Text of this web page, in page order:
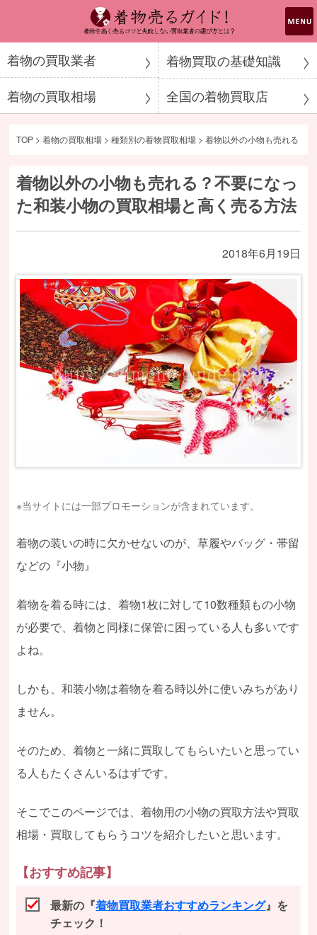
着物売るガイ
着物の買取業者
着物買取の基礎知識
着物の買取相場
全国の着物買取店
TOP >着物の買取相場 >種類別の着物買取相場 >着物以外の小物も売れる？
着物以外の小物も売れる？不要になっ
た和装小物の買取相場と高く売る方法
2018年6月19日
※当サイトには一部プロモーションが含まれています。
着物の装いの時に欠かせないのが、草履やバッグ・帯留
などの『小物』
着物を着る時には、着物1枚に対して10数種類もの小物
が必要で、着物と同様に保管に困っている人も多いです
よね。
しかも、和装小物は着物を着る時以外に使いみちがあり
ません。
そのため、着物と一緒に買取してもらいたいと思ってい
る人もたくさんいるはずです。
そこでこのページでは、着物用の小物の買取方法や買取
相場・買取してもらうコツを紹介したいと思います。
【おすすめ記事】
最新の『着物買取業者おすすめランキング』を
チェック！